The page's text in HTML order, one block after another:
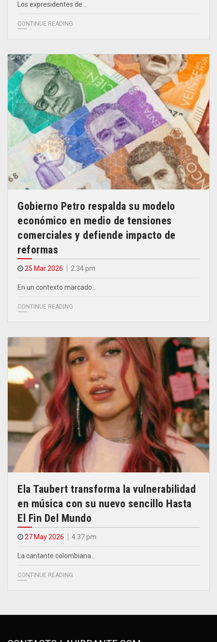
Los expresidentes de…
CONTINUE READING
Gobierno Petro respalda su modelo
económico en medio de tensiones
comerciales y defiende impacto de
reformas
25 Mar 2026 2.34 pm
En un contexto marcado…
CONTINUE READING
Ela Taubert transforma la vulnerabilidad
en música con su nuevo sencillo Hasta
El Fin Del Mundo
27 May 2026 4.37 pm
La cantante colombiana…
CONTINUE READING